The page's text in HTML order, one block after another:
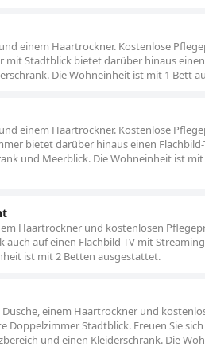
einem Haartrockner. Kostenlose
Stadtblick bietet darüber hinaus einen
Die Wohneinheit ist mit 1 Bett
einem Haartrockner. Kostenlose
bietet darüber hinaus einen
und Meerblick. Die Wohneinheit ist
Haartrockner und kostenlosen
auf einen Flachbild-TV mit
ist mit 2 Betten ausgestattet.
einem Haartrockner und
Stadtblick. Freuen Sie
und einen Kleiderschrank. Die